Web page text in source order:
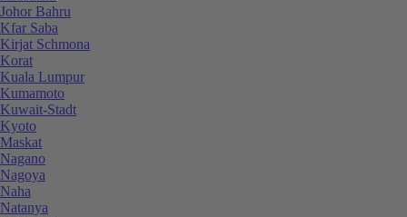
Johor Bahru
Kfar Saba
Kirjat Schmona
Korat
Kuala Lumpur
Kumamoto
Kuwait-Stadt
Kyoto
Maskat
Nagano
Nagoya
Naha
Natanya